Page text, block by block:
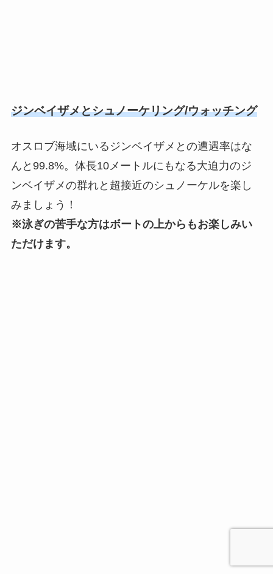
ジンベイザメとシュノーケリング/ウォッチング
オスロブ海域にいるジンベイザメとの遭遇率はな
んと99.8%。体長10メートルにもなる大迫力のジ
ンベイザメの群れと超接近のシュノーケルを楽し
みましょう！
※泳ぎの苦手な方はボートの上からもお楽しみい
ただけます。